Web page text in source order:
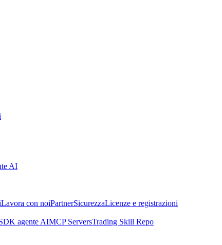
AI
Lavora con noiPartnerSicurezzaLicenze e registrazioni
agente AIMCP ServersTrading Skill Repo